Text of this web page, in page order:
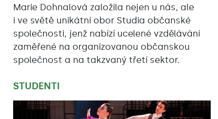
Marie Dohnalová založila nejen u nás, ale
i ve světě unikátní obor Studia občanské
společnosti, jenž nabízí ucelené vzdělávání
zaměřené na organizovanou občanskou
společnost a na takzvaný třetí sektor.
STUDENTI